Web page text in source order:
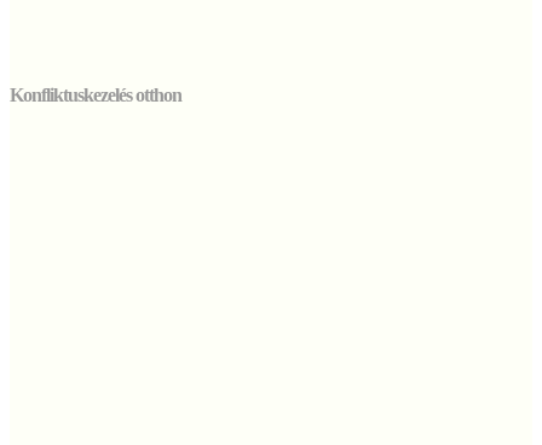
Konfliktuskezelés otthon